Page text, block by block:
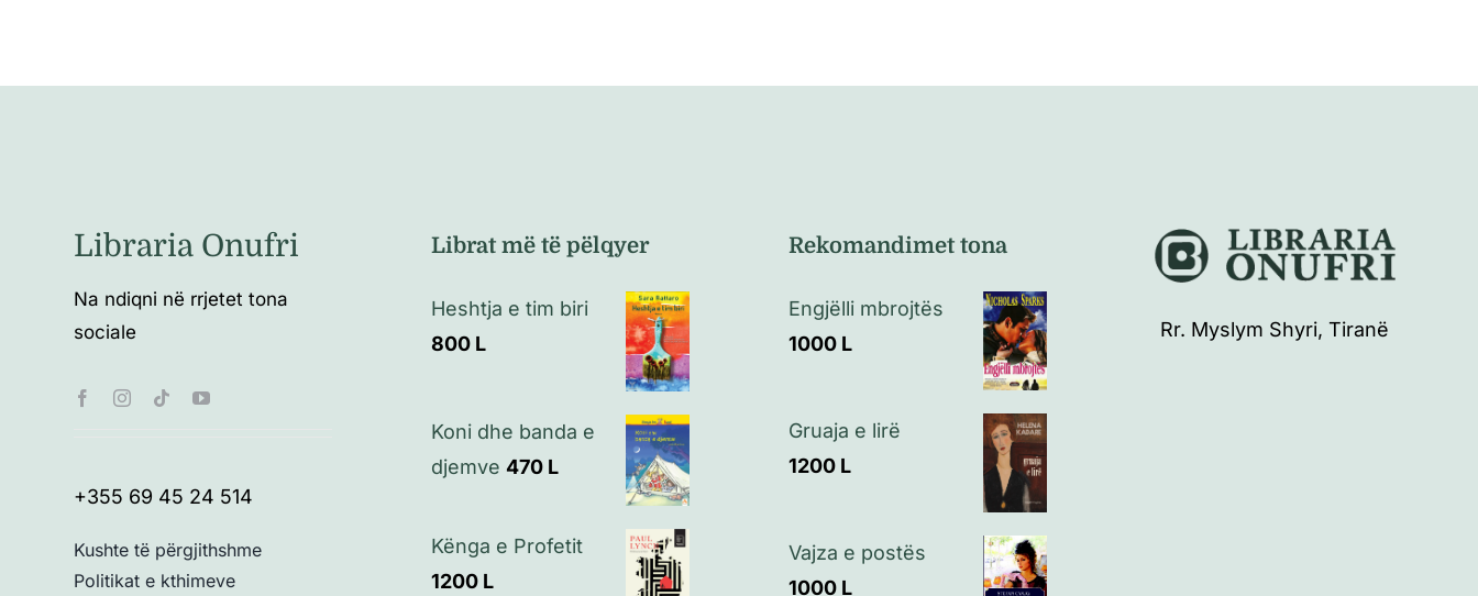
Libraria Onufri
Na ndiqni në rrjetet tona
sociale
+355 69 45 24 514
Kushte të përgjithshme
Politikat e kthimeve
Librat më të pëlqyer
Heshtja e tim biri
800 L
Koni dhe banda e
djemve 470 L
Kënga e Profetit
1200 L
Rekomandimet tona
Engjëlli mbrojtës
1000 L
Gruaja e lirë
1200 L
Vajza e postës
1000 L
Rr. Myslym Shyri, Tiranë